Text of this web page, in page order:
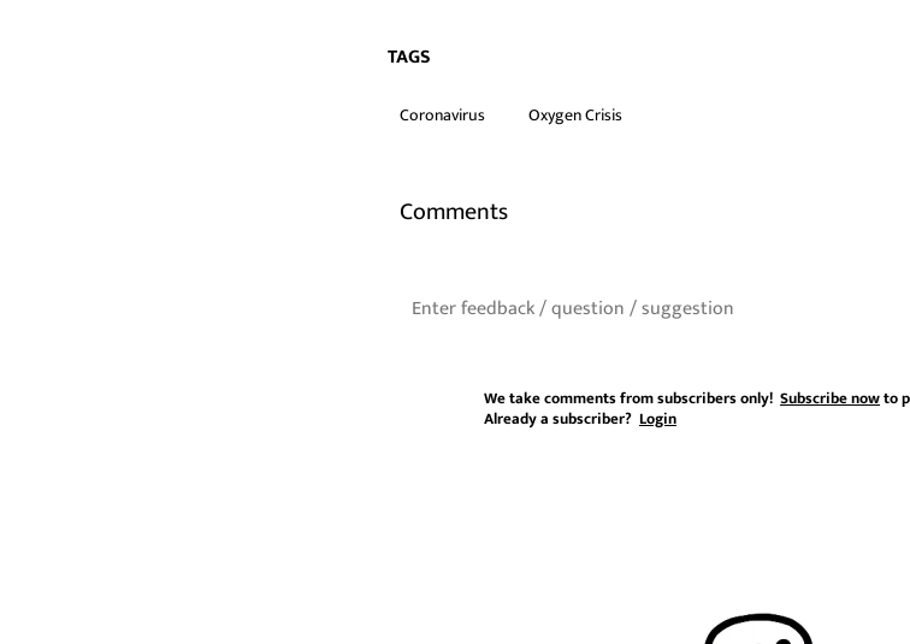
TAGS
Coronavirus Oxygen Crisis
Comments
We take comments from subscribers only! Subscribe nowto
Already a subscriber? Login